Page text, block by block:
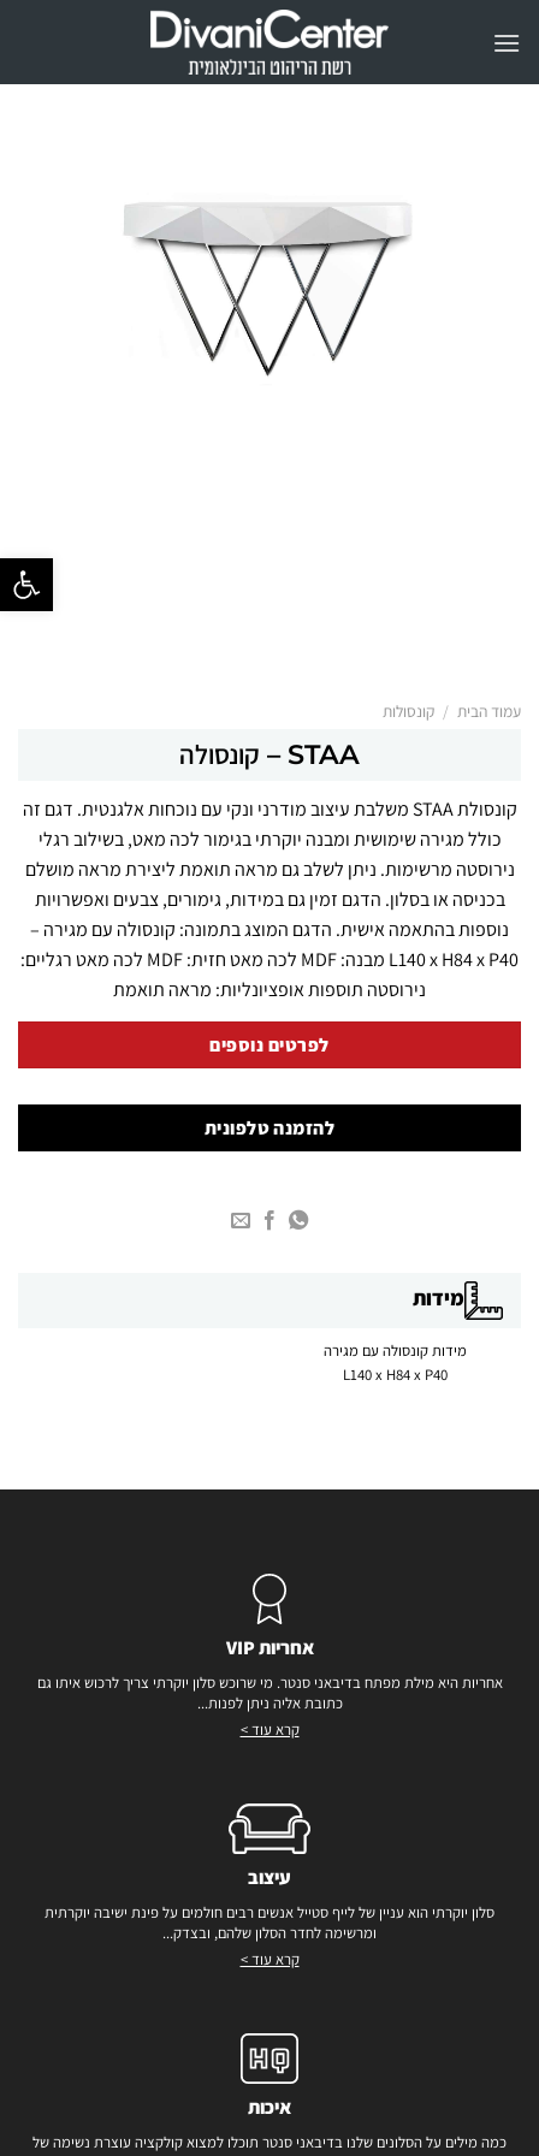
פתח
עמוד הבית / קונסולות
STAA – קונסולה
קונסולת STAA משלבת עיצוב מודרני ונקי עם נוכחות אלגנטית. דגם זה
כולל מגירה שימושית ומבנה יוקרתי בגימור לכה מאט, בשילוב רגלי
נירוסטה מרשימות. ניתן לשלב גם מראה תואמת ליצירת מראה מושלם
בכניסה או בסלון. הדגם זמין גם במידות, גימורים, צבעים ואפשרויות
נוספות בהתאמה אישית. הדגם המוצג בתמונה: קונסולה עם מגירה –
L140 x H84 x P40 מבנה: MDF לכה מאט חזית: MDF לכה מאט רגליים:
נירוסטה תוספות אופציונליות: מראה תואמת
לפרטים נוספים
להזמנה טלפונית
מידות
מידות קונסולה עם מגירה
L140 x H84 x P40
אחריות VIP
אחריות היא מילת מפתח בדיבאני סנטר. מי שרוכש סלון יוקרתי צריך לרכוש איתו גם
כתובת אליה ניתן לפנות...
קרא עוד >
עיצוב
סלון יוקרתי הוא עניין של לייף סטייל אנשים רבים חולמים על פינת ישיבה יוקרתית
ומרשימה לחדר הסלון שלהם, ובצדק...
קרא עוד >
איכות
כמה מילים על הסלונים שלנו בדיבאני סנטר תוכלו למצוא קולקציה עוצרת נשימה של